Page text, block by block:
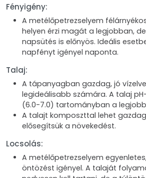
Fényigény:
A metélőpetrezselyem
helyen érzi magát a legjobban,
napsütés is előnyös. Ideális
napfényt igényel naponta.
Talaj:
A tápanyagban gazdag, jó
legideálisabb számára. A talaj
(6.0-7.0) tartományban a
A talajt komposzttal lehet
elősegítsük a növekedést.
Locsolás:
A metélőpetrezselyem
öntözést igényel. A talaját